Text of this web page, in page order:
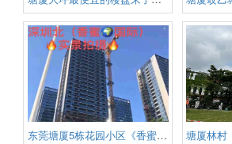
东莞塘厦5栋花园小区《香蜜国际